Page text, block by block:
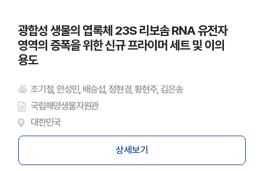
광합성 생물의 엽록체 23S 리보솜 RNA 유전자
영역의 증폭을 위한 신규 프라이머 세트 및 이의
용도
조기철, 안성민, 배승섭, 정현경, 황현주, 김은송
국립해양생물자원관
대한민국
상세보기